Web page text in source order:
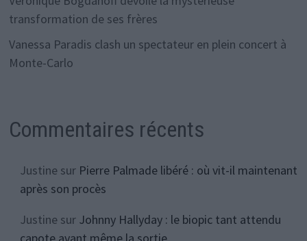
transformation de ses frères
Vanessa Paradis clash un spectateur en plein concert à
Monte-Carlo
Commentaires récents
Justinesur Pierre Palmade libéré : où vit-il maintenant
après son procès
Justinesur Johnny Hallyday : le biopic tant attendu
capote avant même la sortie